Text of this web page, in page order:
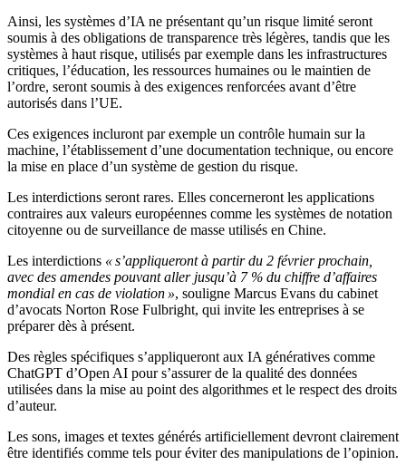
Ainsi, les systèmes d’IA ne présentant qu’un risque limité seront
soumis à des obligations de transparence très légères, tandis que les
systèmes à haut risque, utilisés par exemple dans les infrastructures
critiques, l’éducation, les ressources humaines ou le maintien de
l’ordre, seront soumis à des exigences renforcées avant d’être
autorisés dans l’UE.
Ces exigences incluront par exemple un contrôle humain sur la
machine, l’établissement d’une documentation technique, ou encore
la mise en place d’un système de gestion du risque.
Les interdictions seront rares. Elles concerneront les applications
contraires aux valeurs européennes comme les systèmes de notation
citoyenne ou de surveillance de masse utilisés en Chine.
Les interdictions « s’appliqueront à partir du 2 février prochain,
avec des amendes pouvant aller jusqu’à 7 % du chiffre d’affaires
mondial en cas de violation », souligne Marcus Evans du cabinet
d’avocats Norton Rose Fulbright, qui invite les entreprises à se
préparer dès à présent.
Des règles spécifiques s’appliqueront aux IA génératives comme
ChatGPT d’Open AI pour s’assurer de la qualité des données
utilisées dans la mise au point des algorithmes et le respect des droits
d’auteur.
Les sons, images et textes générés artificiellement devront clairement
être identifiés comme tels pour éviter des manipulations de l’opinion.